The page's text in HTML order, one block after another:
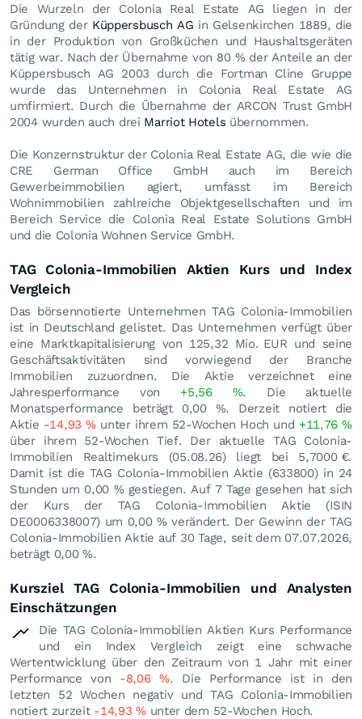
Die Wurzeln der Colonia Real Estate AG liegen in der
Gründung der Küppersbusch AG in Gelsenkirchen 1889, die
in der Produktion von Großküchen und Haushaltsgeräten
tätig war. Nach der Übernahme von 80 % der Anteile an der
Küppersbusch AG 2003 durch die Fortman Cline Gruppe
wurde das Unternehmen in Colonia Real Estate AG
umfirmiert. Durch die Übernahme der ARCON Trust GmbH
2004 wurden auch drei Marriot Hotels übernommen.
Die Konzernstruktur der Colonia Real Estate AG, die wie die
CRE German Office GmbH auch im Bereich
Gewerbeimmobilien agiert, umfasst im Bereich
Wohnimmobilien zahlreiche Objektgesellschaften und im
Bereich Service die Colonia Real Estate Solutions GmbH
und die Colonia Wohnen Service GmbH.
TAG Colonia-Immobilien Aktien Kurs und Index
Vergleich
Das börsennotierte Unternehmen TAG Colonia-Immobilien
ist in Deutschland gelistet. Das Unternehmen verfügt über
eine Marktkapitalisierung von 125,32 Mio. EUR und seine
Geschäftsaktivitäten sind vorwiegend der Branche
Immobilien zuzuordnen. Die Aktie verzeichnet eine
Jahresperformance von +5,56 %. Die aktuelle
Monatsperformance beträgt 0,00 %. Derzeit notiert die
Aktie -14,93%unter ihrem 52-Wochen Hoch und +11,76%
über ihrem 52-Wochen Tief. Der aktuelle TAG Colonia-
Immobilien Realtimekurs (05.08.26) liegt bei 5,7000 €.
Damit ist die TAG Colonia-Immobilien Aktie (633800) in 24
Stunden um 0,00 %gestiegen. Auf 7 Tage gesehen hat sich
der Kurs der TAG Colonia-Immobilien Aktie (ISIN
DE0006338007) um 0,00 %verändert. Der Gewinn der TAG
Colonia-Immobilien Aktie auf 30 Tage, seit dem 07.07.2026,
beträgt 0,00%.
Kursziel TAG Colonia-Immobilien und Analysten
Einschätzungen
Die TAG Colonia-Immobilien Aktien Kurs Performance
und ein Index Vergleich zeigt eine schwache
Wertentwicklung über den Zeitraum von 1 Jahr mit einer
Performance von -8,06%. Die Performance ist in den
letzten 52 Wochen negativ und TAG Colonia-Immobilien
notiert zurzeit -14,93%unter dem 52-Wochen Hoch.